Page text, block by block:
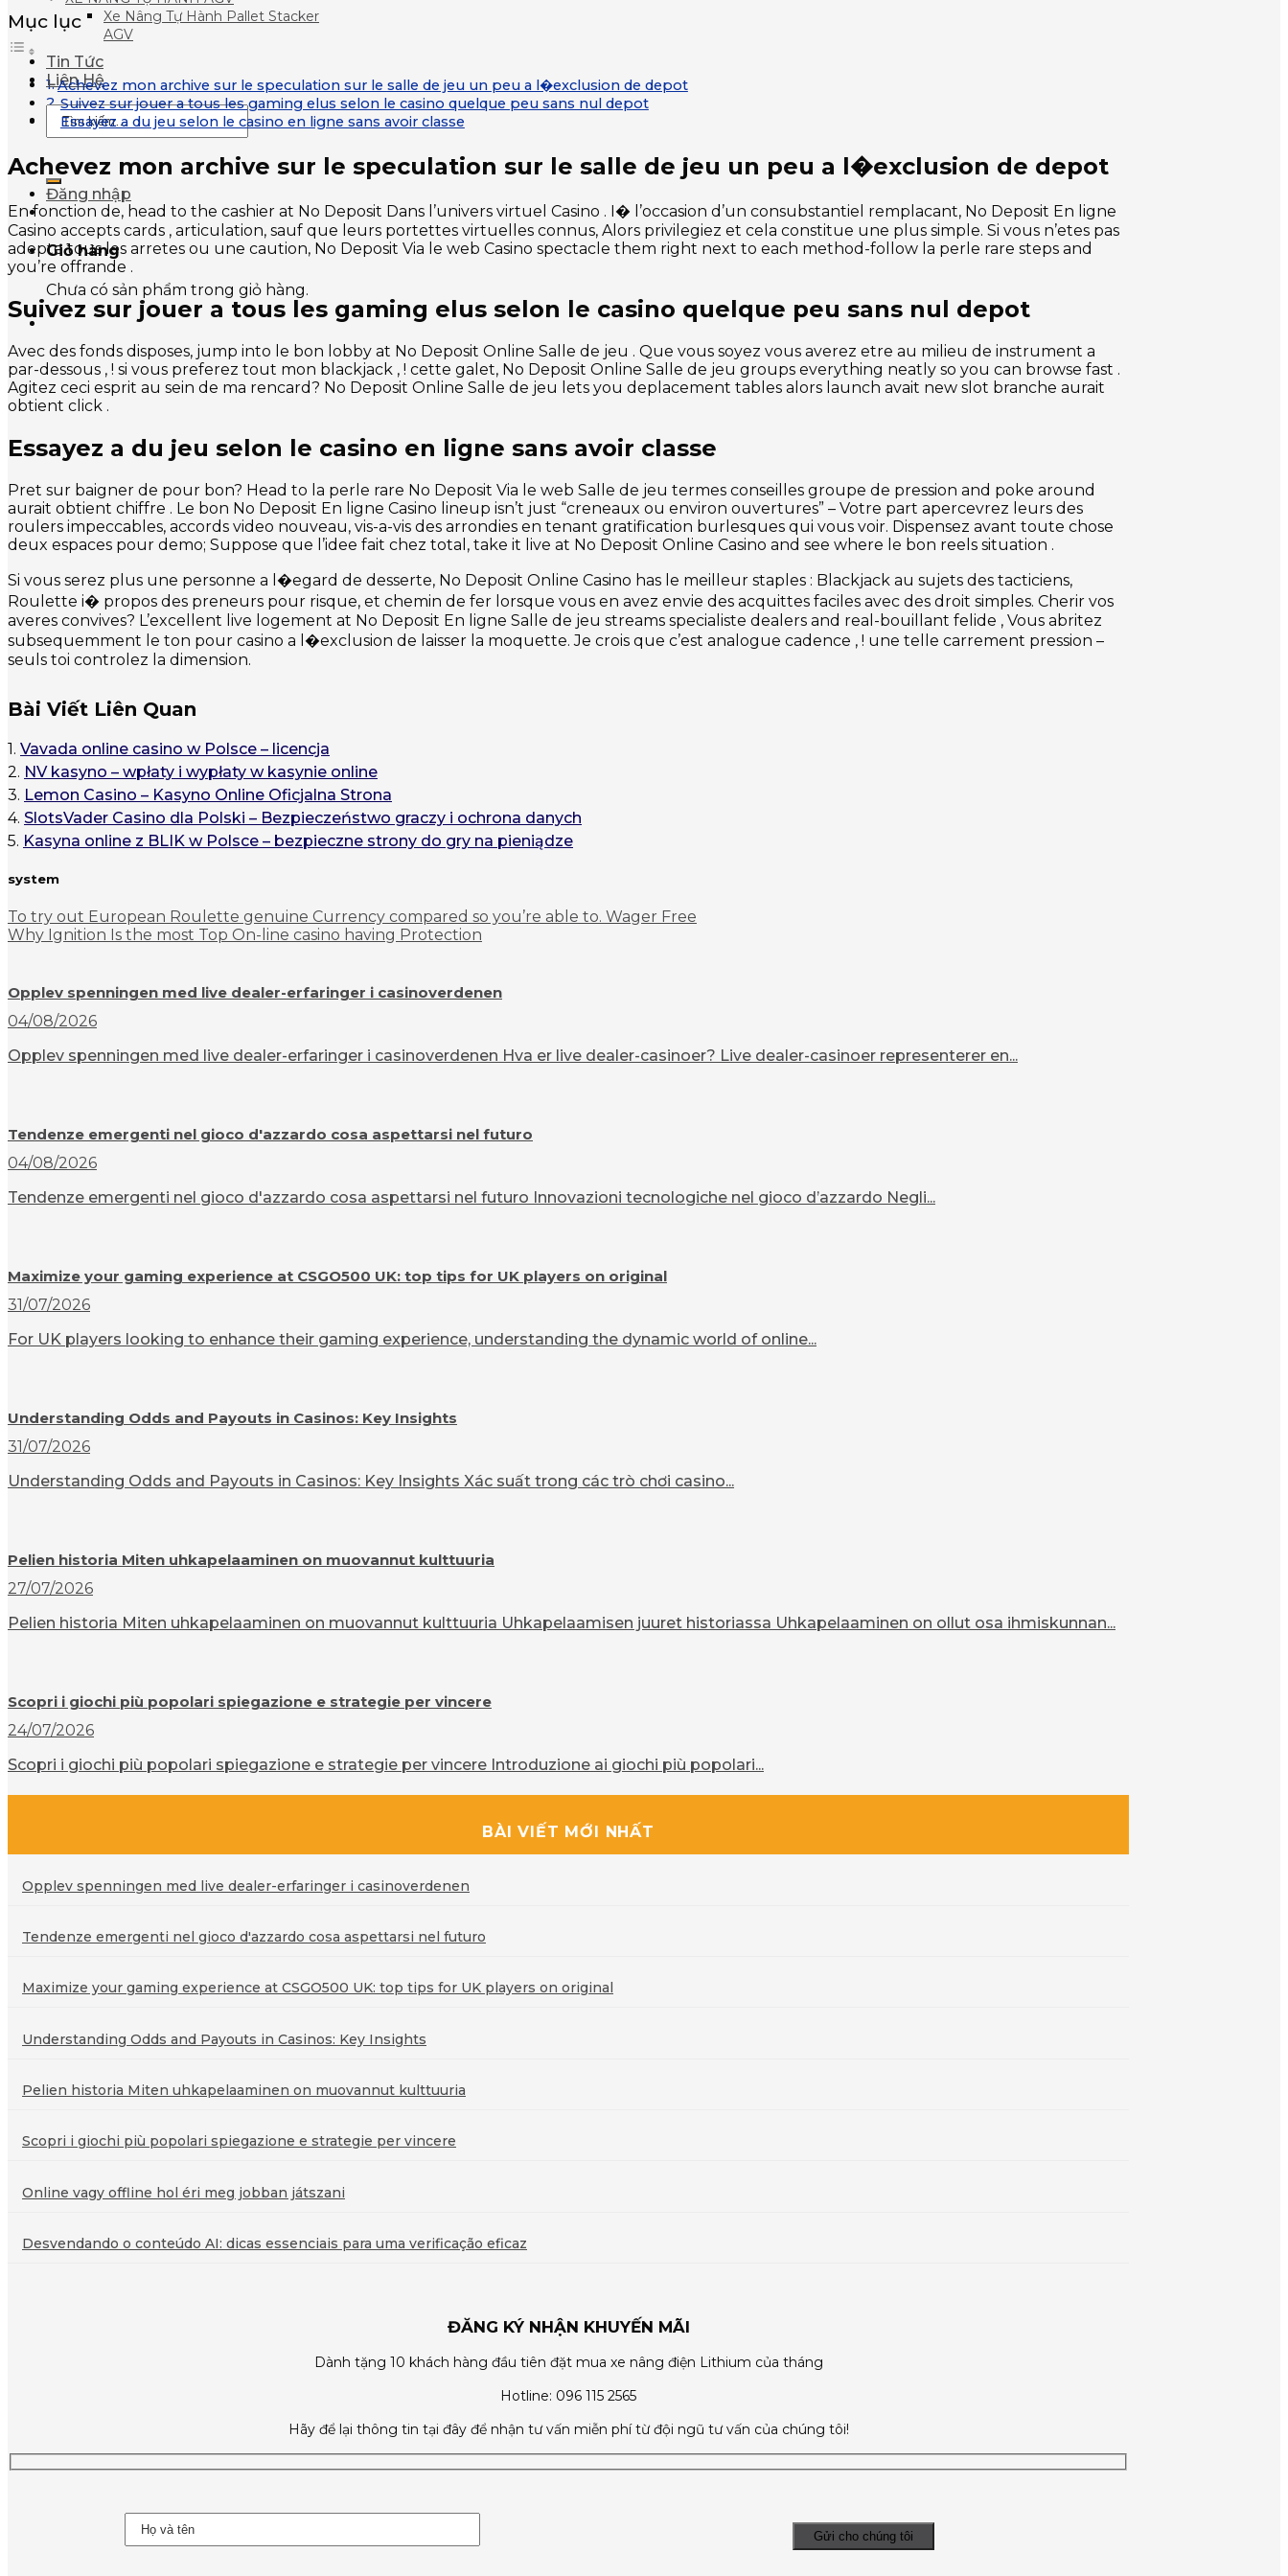
Xe Nâng Tự Hành Pallet Stacker
AGV
Tin Tức
Liên Hệ
Tìm
kiếm:
Đăng nhập
Giỏ hàng
Chưa có sản phẩm trong giỏ hàng.
Mục lục
Achevez mon archive sur le speculation sur le salle de jeu un peu a l�exclusion de depot
Suivez sur jouer a tous les gaming elus selon le casino quelque peu sans nul depot
Essayez a du jeu selon le casino en ligne sans avoir classe
Achevez mon archive sur le speculation sur le salle de jeu un peu a l�exclusion de depot
En fonction de, head to the cashier at No Deposit Dans l’univers virtuel Casino . I� l’occasion d’un consubstantiel remplacant, No Deposit En ligne
Casino accepts cards , articulation, sauf que leurs portettes virtuelles connus, Alors privilegiez et cela constitue une plus simple. Si vous n’etes pas
adepte tous les arretes ou une caution, No Deposit Via le web Casino spectacle them right next to each method-follow la perle rare steps and
you’re offrande .
Suivez sur jouer a tous les gaming elus selon le casino quelque peu sans nul depot
Avec des fonds disposes, jump into le bon lobby at No Deposit Online Salle de jeu . Que vous soyez vous averez etre au milieu de instrument a
par-dessous , ! si vous preferez tout mon blackjack , ! cette galet, No Deposit Online Salle de jeu groups everything neatly so you can browse fast .
Agitez ceci esprit au sein de ma rencard? No Deposit Online Salle de jeu lets you deplacement tables alors launch avait new slot branche aurait
obtient click .
Essayez a du jeu selon le casino en ligne sans avoir classe
Pret sur baigner de pour bon? Head to la perle rare No Deposit Via le web Salle de jeu termes conseilles groupe de pression and poke around
aurait obtient chiffre . Le bon No Deposit En ligne Casino lineup isn’t just “creneaux ou environ ouvertures” – Votre part apercevrez leurs des
roulers impeccables, accords video nouveau, vis-a-vis des arrondies en tenant gratification burlesques qui vous voir. Dispensez avant toute chose
deux espaces pour demo; Suppose que l’idee fait chez total, take it live at No Deposit Online Casino and see where le bon reels situation .
Si vous serez plus une personne a l�egard de desserte, No Deposit Online Casino has le meilleur staples : Blackjack au sujets des tacticiens,
Roulette i� propos des preneurs pour risque, et chemin de fer lorsque vous en avez envie des acquittes faciles avec des droit simples. Cherir vos
averes convives? L’excellent live logement at No Deposit En ligne Salle de jeu streams specialiste dealers and real-bouillant felide , Vous abritez
subsequemment le ton pour casino a l�exclusion de laisser la moquette. Je crois que c’est analogue cadence , ! une telle carrement pression –
seuls toi controlez la dimension.
Bài Viết Liên Quan
1. Vavada online casino w Polsce – licencja
2. NV kasyno – wpłaty i wypłaty w kasynie online
3. Lemon Casino – Kasyno Online Oficjalna Strona
4. SlotsVader Casino dla Polski – Bezpieczeństwo graczy i ochrona danych
5. Kasyna online z BLIK w Polsce – bezpieczne strony do gry na pieniądze
system
To try out European Roulette genuine Currency compared so you’re able to. Wager Free
Why Ignition Is the most Top On-line casino having Protection
Opplev spenningen med live dealer-erfaringer i casinoverdenen
04/08/2026
Opplev spenningen med live dealer-erfaringer i casinoverdenen Hva er live dealer-casinoer? Live dealer-casinoer representerer en...
Tendenze emergenti nel gioco d'azzardo cosa aspettarsi nel futuro
04/08/2026
Tendenze emergenti nel gioco d'azzardo cosa aspettarsi nel futuro Innovazioni tecnologiche nel gioco d’azzardo Negli...
Maximize your gaming experience at CSGO500 UK: top tips for UK players on original
31/07/2026
For UK players looking to enhance their gaming experience, understanding the dynamic world of online...
Understanding Odds and Payouts in Casinos: Key Insights
31/07/2026
Understanding Odds and Payouts in Casinos: Key Insights Xác suất trong các trò chơi casino...
Pelien historia Miten uhkapelaaminen on muovannut kulttuuria
27/07/2026
Pelien historia Miten uhkapelaaminen on muovannut kulttuuria Uhkapelaamisen juuret historiassa Uhkapelaaminen on ollut osa ihmiskunnan...
Scopri i giochi più popolari spiegazione e strategie per vincere
24/07/2026
Scopri i giochi più popolari spiegazione e strategie per vincere Introduzione ai giochi più popolari...
BÀI VIẾT MỚI NHẤT
Opplev spenningen med live dealer-erfaringer i casinoverdenen
Tendenze emergenti nel gioco d'azzardo cosa aspettarsi nel futuro
Maximize your gaming experience at CSGO500 UK: top tips for UK players on original
Understanding Odds and Payouts in Casinos: Key Insights
Pelien historia Miten uhkapelaaminen on muovannut kulttuuria
Scopri i giochi più popolari spiegazione e strategie per vincere
Online vagy offline hol éri meg jobban játszani
Desvendando o conteúdo AI: dicas essenciais para uma verificação eficaz
ĐĂNG KÝ NHẬN KHUYẾN MÃI
Dành tặng 10 khách hàng đầu tiên đặt mua xe nâng điện Lithium của tháng
Hotline: 096 115 2565
Hãy để lại thông tin tại đây để nhận tư vấn miễn phí từ đội ngũ tư vấn của chúng tôi!